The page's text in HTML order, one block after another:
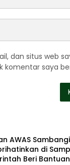
dan situs web
komentar saya
AWAS
di
Beri Bantuan